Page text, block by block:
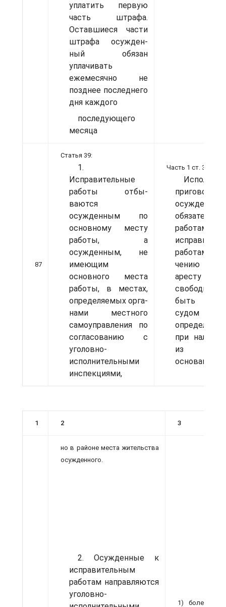
уплатить первую
часть штрафа.
Оставшиеся части
штрафа осужден­
ный обязан
уплачивать
ежемесячно не
позднее последнего
дня каждого
последующего
месяца
87
Статья 39:
1.
Исправительные
работы отбы­
ваются
осужденным по
основному месту
работы, а
осужденным, не
имеющим
основного места
рабо­ты, в местах,
определяемых орга­
нами местного
самоуправления по
согласованию с
уголовно­
исполнительными
инспекциями,
Часть 1 ст. 398:
осужде­нии
работам,
работам,
чению
аресту или
свободы
быть
при
из
оснований:
1 2 3
но в районе места жительства
осужденного.
2. Осужденные к
исправительным
работам направляются
уголовно­
1) болезнь